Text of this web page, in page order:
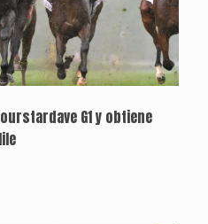
G1 y obtiene